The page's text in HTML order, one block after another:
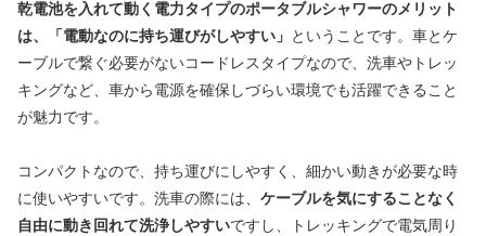
乾電池を入れて動く電力タイプのポータブルシャワーのメリット
は、「電動なのに持ち運びがしやすい」 ということです。車とケ
ーブルで繋ぐ必要がないコードレスタイプなので、洗車やトレッ
キングなど、車から電源を確保しづらい環境でも活躍できること
が魅力です。
コンパクトなので、持ち運びにしやすく、細かい動きが必要な時
に使いやすいです。洗車の際には、 ケーブルを気にすることなく
自由に動き回れて洗浄しやすいですし、トレッキングで電気周り